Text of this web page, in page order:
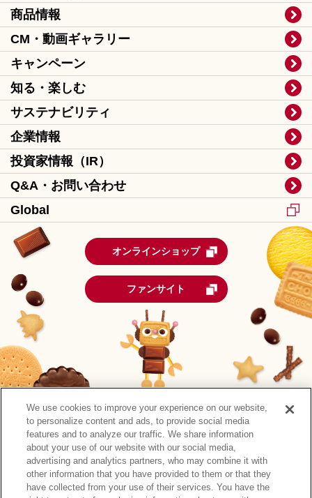
商品情報
CM・動画ギャラリー
キャンペーン
知る・楽しむ
サステナビリティ
企業情報
投資家情報（IR）
Q&A・お問い合わせ
Global
オンラインショップ
ファンサイト
森永製菓公式アカウント一覧
We use cookies to improve your experience on our website,
to personalize content and ads, to provide social media
features and to analyze our traffic. We share information
about your use of our website with our social media,
advertising and analytics partners, who may combine it with
other information that you have provided to them or that they
have collected from your use of their services. You have the